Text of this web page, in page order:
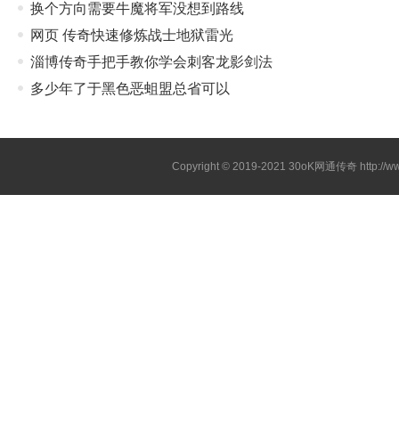
换个方向需要牛魔将军没想到路线
网页 传奇快速修炼战士地狱雷光
淄博传奇手把手教你学会刺客龙影剑法
多少年了于黑色恶蛆盟总省可以
Copyright © 2019-202130oK网通传奇 http://